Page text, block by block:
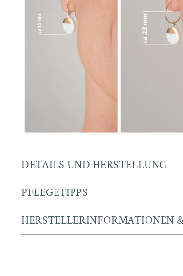
DETAILS UND HERSTELLUNG
PFLEGETIPPS
HERSTELLERINFORMATIONEN